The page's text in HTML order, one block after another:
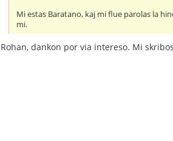
Mi estas Baratano, kaj mi flue parolas la
mi.
Rohan, dankon por via intereso. Mi